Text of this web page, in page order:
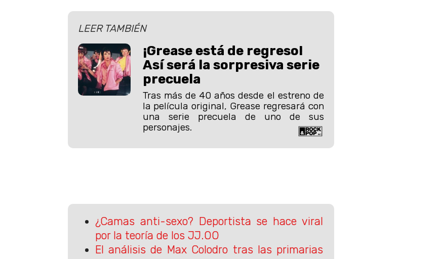
LEER TAMBIÉN
¡Grease está de regreso!
Así será la sorpresiva serie
precuela
Tras más de 40 años desde el estreno de
la película original, Grease regresará con
una serie precuela de uno de sus
personajes.
¿Camas anti-sexo? Deportista se hace viral
por la teoría de los JJ.OO
El análisis de Max Colodro tras las primarias